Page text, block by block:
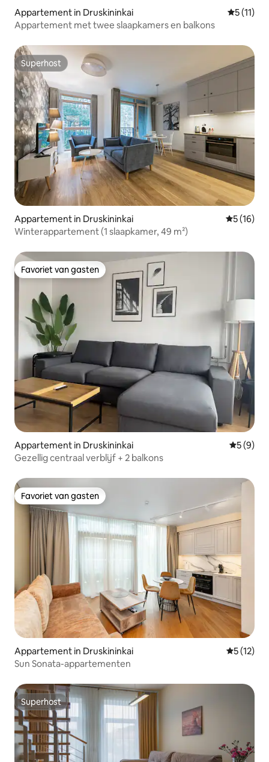
Appartement in Druskininkai
5 (11)
Appartement met twee slaapkamers en balkons
Superhost
Superhost
Appartement in Druskininkai
5 (16)
Winterappartement (1 slaapkamer, 49 m²)
Favoriet van gasten
Favoriet van gasten
Appartement in Druskininkai
5 (9)
Gezellig centraal verblijf + 2 balkons
Favoriet van gasten
Favoriet van gasten
Appartement in Druskininkai
5 (12)
Sun Sonata-appartementen
Superhost
Superhost